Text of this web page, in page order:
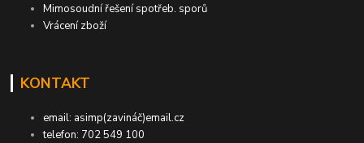
Mimosoudní řešení spotřeb. sporů
Vrácení zboží
KONTAKT
email: asimp(zavináč)email.cz
telefon: 702 549 100